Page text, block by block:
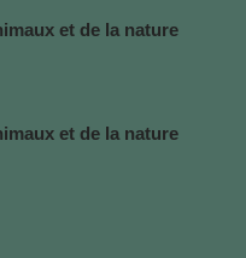
et de la nature
et de la nature